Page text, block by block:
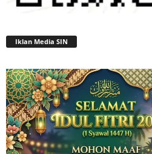
Iklan Media SIN